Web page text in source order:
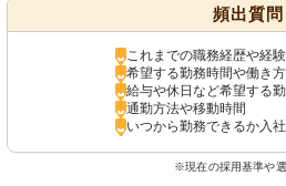
頻出質問
これまでの職務経歴や経験
希望する勤務時間や働き方
給与や休日など希望する
通勤方法や移動時間
いつから勤務できるか入
※現在の採用基準や